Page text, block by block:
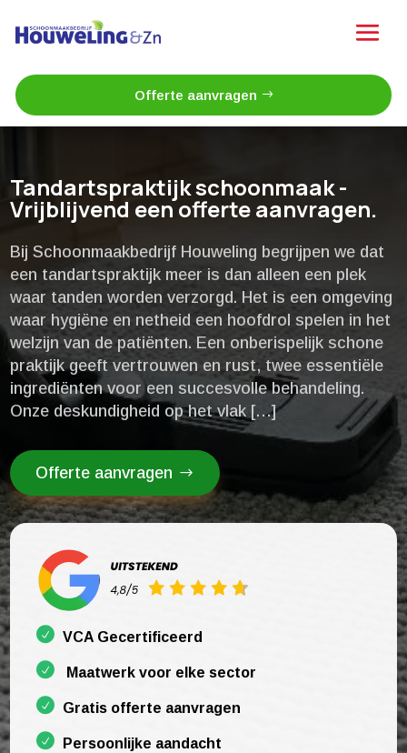
Offerte aanvragen
Tandartspraktijk schoonmaak -
Vrijblijvend een offerte aanvragen.
Bij Schoonmaakbedrijf Houweling begrijpen we dat
een tandartspraktijk meer is dan alleen een plek
waar tanden worden verzorgd.​ Het is een omgeving
waar hygiëne en netheid een hoofdrol spelen in het
welzijn van de patiënten.​ Een onberispelijk schone
praktijk geeft vertrouwen en rust, twee essentiële
ingrediënten voor een succesvolle behandeling.​
Onze deskundigheid op het vlak […]
Offerte aanvragen
VCA Gecertificeerd
Maatwerk voor elke sector
Gratis offerte aanvragen
Persoonlijke aandacht